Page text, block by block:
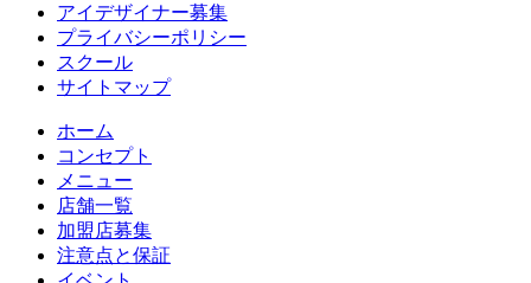
アイデザイナー募集
プライバシーポリシー
スクール
サイトマップ
ホーム
コンセプト
メニュー
店舗一覧
加盟店募集
注意点と保証